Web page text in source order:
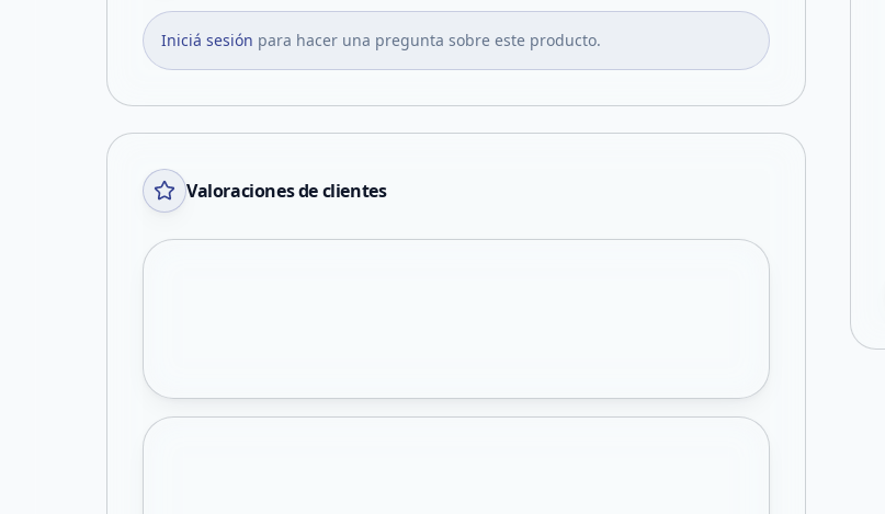
Iniciá sesión para hacer una pregunta sobre este producto.
Valoraciones de clientes